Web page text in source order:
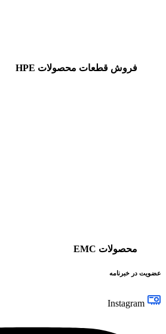
فروش قطعات محصولات HPE
محصولات EMC
عضویت در خبرنامه
Instagram